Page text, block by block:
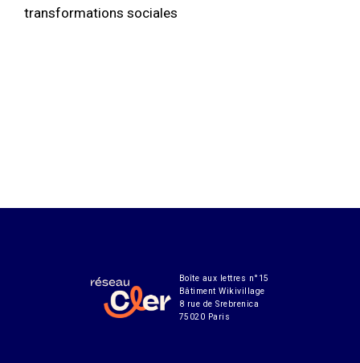
transformations sociales
Boîte aux lettres n°15
Bâtiment Wikivillage
8 rue de Srebrenica
75020 Paris